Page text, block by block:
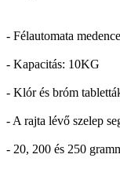
- Félautomata
- Kapacitás: 10KG
- Klór és bróm
- A rajta lévő szelep
- 20, 200 és 250